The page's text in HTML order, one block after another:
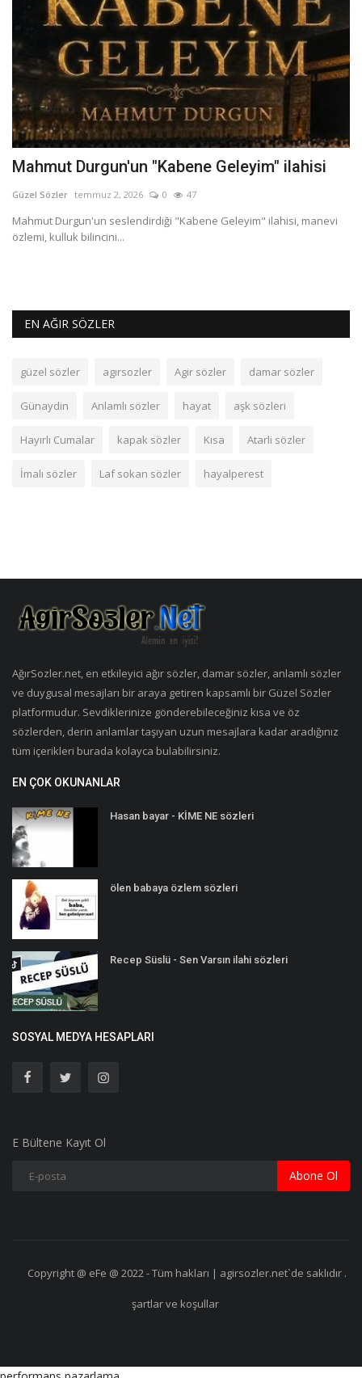
Mahmut Durgun'un "Kabene Geleyim" ilahisi
Güzel Sözler temmuz 2, 2026 0 47
Mahmut Durgun'un seslendirdiği "Kabene Geleyim" ilahisi, manevi
özlemi, kulluk bilincini...
EN AĞIR SÖZLER
güzel sözler agırsozler Agir sözler damar sözler
Günaydin Anlamlı sözler hayat aşk sözleri
Hayırlı Cumalar kapak sözler Kısa Atarli sözler
İmalı sözler Laf sokan sözler hayalperest
AğırSozler.net, en etkileyici ağır sözler, damar sözler, anlamlı sözler
ve duygusal mesajları bir araya getiren kapsamlı bir Güzel Sözler
platformudur. Sevdiklerinize gönderebileceğiniz kısa ve öz
sözlerden, derin anlamlar taşıyan uzun mesajlara kadar aradığınız
tüm içerikleri burada kolayca bulabilirsiniz.
EN ÇOK OKUNANLAR
Hasan bayar - KİME NE sözleri
ölen babaya özlem sözleri
Recep Süslü - Sen Varsın ilahi sözleri
SOSYAL MEDYA HESAPLARI
E Bültene Kayıt Ol
Abone Ol
Copyright @ eFe @ 2022 - Tüm hakları | agirsozler.net`de saklıdır .
şartlar ve koşullar